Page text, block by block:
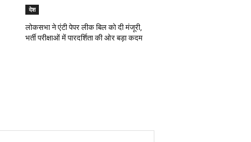
देश
लोकसभा ने एंटी पेपर लीक बिल को दी मंजूरी,
भर्ती परीक्षाओं में पारदर्शिता की ओर बड़ा कदम